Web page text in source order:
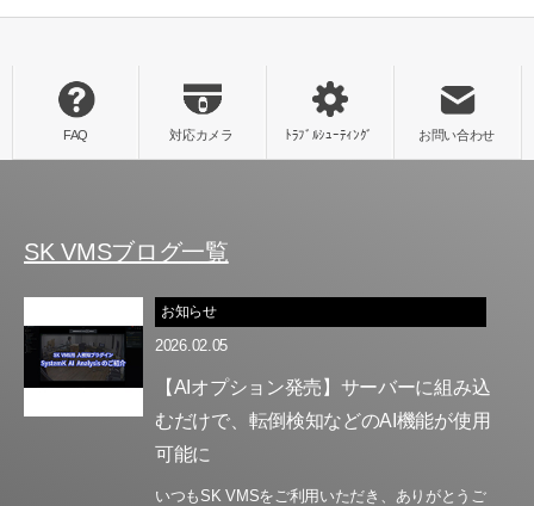
SK VMSブログ一覧
お知らせ
2026.02.05
【AIオプション発売】サーバーに組み込
むだけで、転倒検知などのAI機能が使用
可能に
いつもSK VMSをご利用いただき、ありがとうご